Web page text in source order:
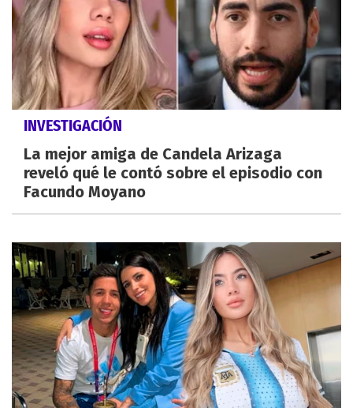
INVESTIGACIÓN
La mejor amiga de Candela Arizaga
reveló qué le contó sobre el episodio con
Facundo Moyano